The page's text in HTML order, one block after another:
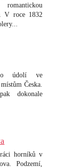
V roce 1832
údolí ve
Česka.
dokonale
horníků v
Podzemí,